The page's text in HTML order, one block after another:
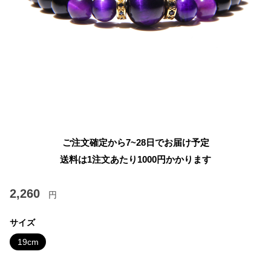
ご注文確定から7~28日でお届け予定
送料は1注文あたり 1000円かかります
2,260 円
サイズ
19cm